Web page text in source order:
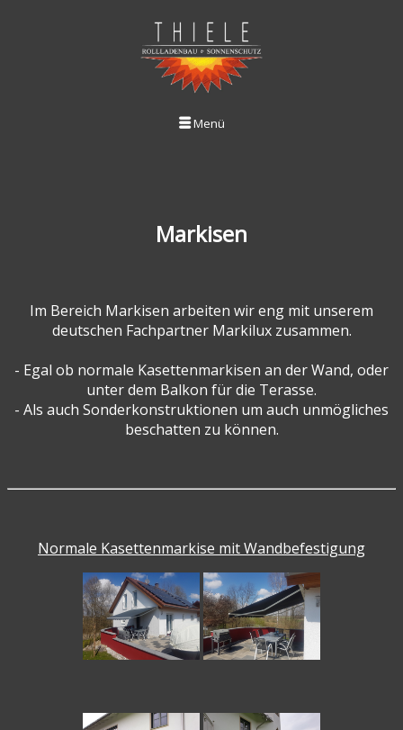
Menü
Markisen
Im Bereich Markisen arbeiten wir eng mit unserem
deutschen Fachpartner Markilux zusammen.
- Egal ob normale Kasettenmarkisen an der Wand, oder
unter dem Balkon für die Terasse.
- Als auch Sonderkonstruktionen um auch unmögliches
beschatten zu können.
Normale Kasettenmarkise mit Wandbefestigung